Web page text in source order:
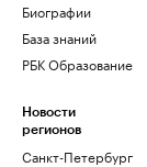
Биографии
База знаний
РБК Образование
Новости
регионов
Санкт-Петербург